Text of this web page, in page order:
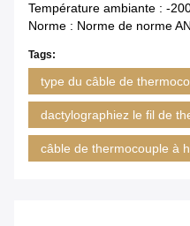
Température ambiante : -
Norme : Norme de norme
Tags:
type du câble de
dactylographiez le fil de
câble de thermocouple à